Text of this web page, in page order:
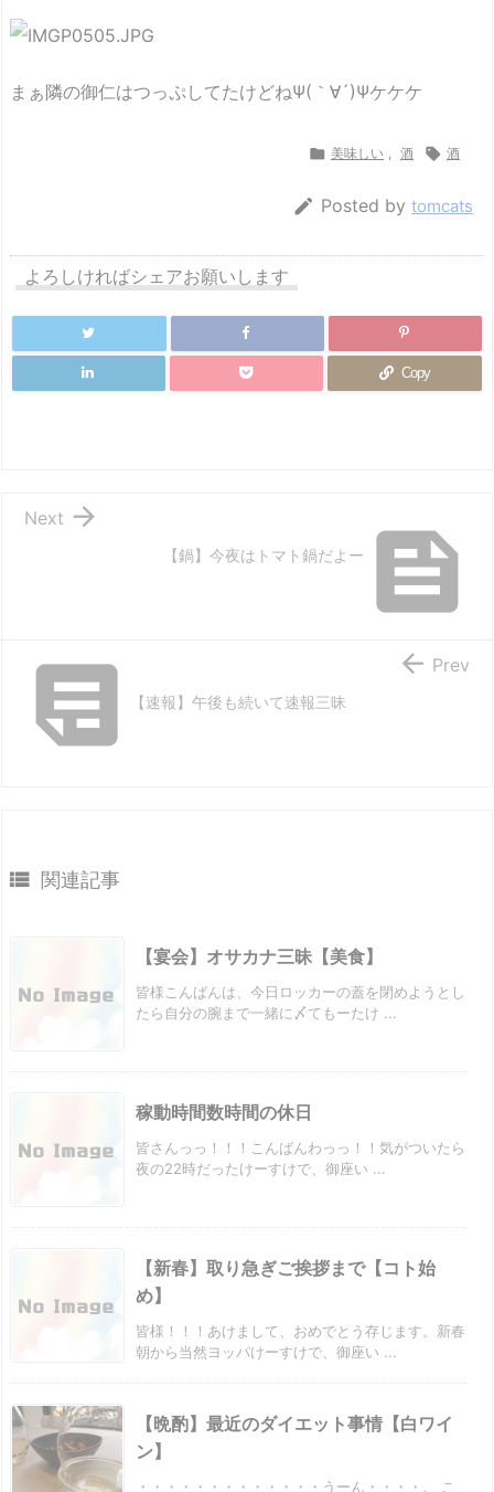
まぁ隣の御仁はつっぷしてたけどねΨ(｀∀´)Ψケケケ
 美味しい , 酒  酒
 Posted by tomcats
よろしければシェアお願いします
Copy

【鍋】今夜はトマト鍋だよー

Next
 【速報】午後も続いて速報三昧
 Prev
 関連記事
【宴会】オサカナ三昧【美食】
皆様こんばんは、今日ロッカーの蓋を閉めようとし
たら自分の腕まで一緒に〆てもーたけ ...
稼動時間数時間の休日
皆さんっっ！！！こんばんわっっ！！気がついたら
夜の22時だったけーすけで、御座い ...
【新春】取り急ぎご挨拶まで【コト始
め】
皆様！！！あけまして、おめでとう存じます。新春
朝から当然ヨッパけーすけで、御座い ...
【晩酌】最近のダイエット事情【白ワイ
ン】
・・・・・・・・・・・・・うーん・・・・。 こ